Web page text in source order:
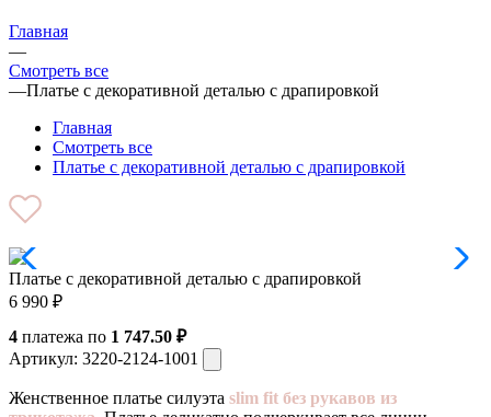
Главная
—
Смотреть все
—Платье с декоративной деталью с драпировкой
Главная
Смотреть все
Платье с декоративной деталью с драпировкой
Платье с декоративной деталью с драпировкой
6 990 ₽
4 платежа по 1 747.50 ₽
Артикул: 3220-2124-1001
Женственное платье силуэта slim fit без рукавов из